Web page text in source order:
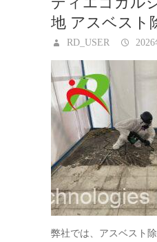
地 アスベスト
RD_USER
弊社では、アスベスト